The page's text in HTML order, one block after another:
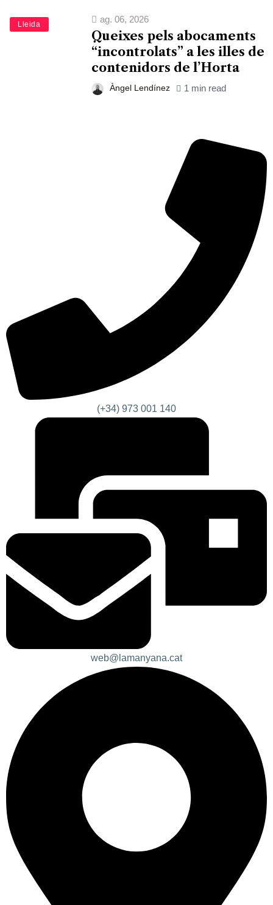
Lleida
ag. 06, 2026
Queixes pels abocaments
“incontrolats” a les illes de
contenidors de l’Horta
Àngel Lendínez 1 min read
(+34) 973 001 140
web@lamanyana.cat